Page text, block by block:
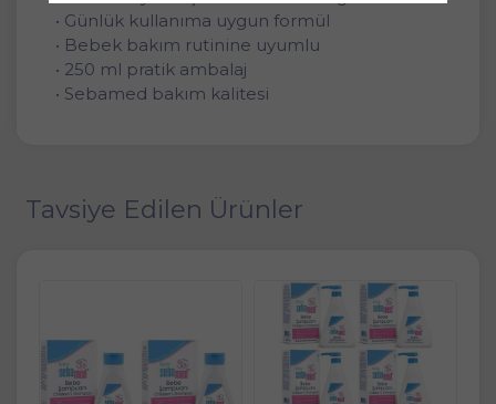
• Günlük kullanıma uygun formül
• Bebek bakım rutinine uyumlu
• 250 ml pratik ambalaj
• Sebamed bakım kalitesi
Tavsiye Edilen Ürünler